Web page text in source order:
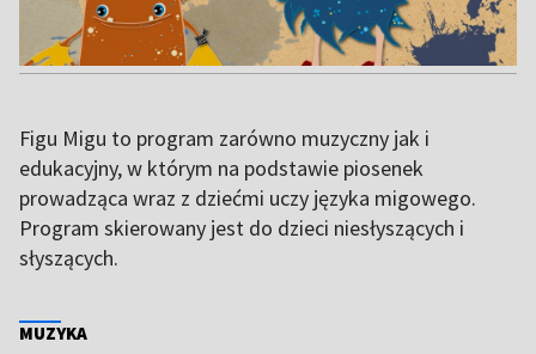
Figu Migu to program zarówno muzyczny jak i
edukacyjny, w którym na podstawie piosenek
prowadząca wraz z dziećmi uczy języka migowego.
Program skierowany jest do dzieci niesłyszących i
słyszących.
MUZYKA